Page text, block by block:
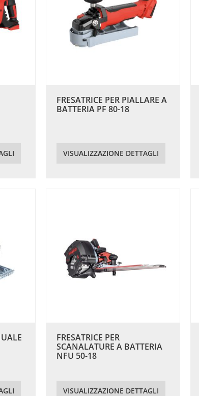
FRESATRICE PER PIALLARE A
BATTERIA PF 80-18
VISUALIZZAZIONE DETTAGLI
FRESATRICE PER
SCANALATURE A BATTERIA
NFU 50-18
VISUALIZZAZIONE DETTAGLI